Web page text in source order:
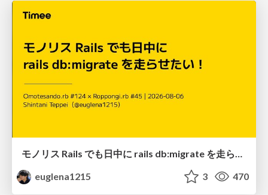
モノリス Rails でも日中に rails db:migrate を走らせたい！ / Daytime rails db:migrate on Monolithic Rails!
euglena1215
3 470